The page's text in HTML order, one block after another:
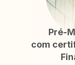
​​Pré-
com